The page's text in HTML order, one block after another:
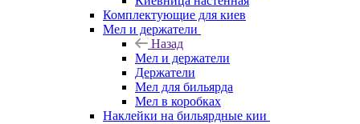
Комплектующие для киев
Мел и держатели
Назад
Мел и держатели
Держатели
Мел для бильярда
Мел в коробках
Наклейки на бильярдные кии